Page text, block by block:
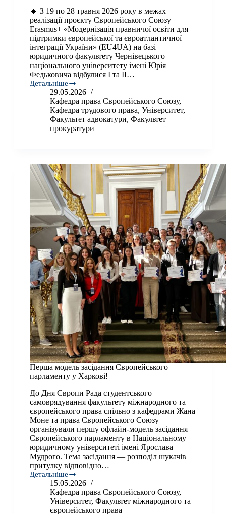
🔹 З 19 по 28 травня 2026 року в межах
реалізації проєкту Європейського Союзу
Erasmus+ «Модернізація правничої освіти для
підтримки європейської та євроатлантичної
інтеграції України» (EU4UA) на базі
юридичного факультету Чернівецького
національного університету імені Юрія
Федьковича відбулися І та ІІ…
Детальніше
Представники
Університету
участь
роботі
Весняних
шкіл
ЄС
НАТО
29.05.2026
Кафедра права Європейського Союзу,
Кафедра трудового права, Університет,
Факультет адвокатури, Факультет
прокуратури
Перша модель засідання Європейського
парламенту у Харкові!
До Дня Європи Рада студентського
самоврядування факультету міжнародного та
європейського права спільно з кафедрами Жана
Моне та права Європейського Союзу
організували першу офлайн-модель засідання
Європейського парламенту в Національному
юридичному університеті імені Ярослава
Мудрого. Тема засідання — розподіл шукачів
притулку відповідно…
Детальніше
Перша
модель
засідання
Європейського
парламенту
15.05.2026
Кафедра права Європейського Союзу,
Університет, Факультет міжнародного та
європейського права